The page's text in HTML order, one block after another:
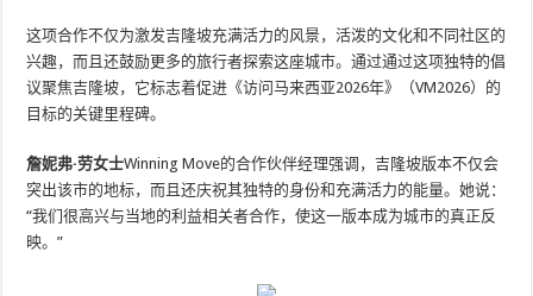
这项合作不仅为激发吉隆坡充满活力的风景，活泼的文化和不同社区的
兴趣，而且还鼓励更多的旅行者探索这座城市。通过通过这项独特的倡
议聚焦吉隆坡，它标志着促进《访问马来西亚2026年》（VM2026）的
目标的关键里程碑。
詹妮弗·劳女士Winning Move的合作伙伴经理强调，吉隆坡版本不仅会
突出该市的地标，而且还庆祝其独特的身份和充满活力的能量。她说：
“我们很高兴与当地的利益相关者合作，使这一版本成为城市的真正反
映。”